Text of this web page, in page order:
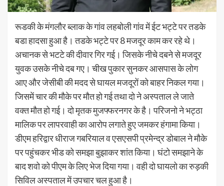
रूडकी के मंगलौर ब्लाक के गांव लहबोली गांव में ईट भट्टे पर तडके
बडा हादसा हुआ है। तडके भट्टे पर 8 मजदूर काम कर रहे थे।
अचानक से भटटे की दीवार गिर गई। जिसके नीचे दबने से मजदूर
युवक उसके नीचे दब गए। चीख पुकार सुनकर आसपास के लोग
आए और जेसीबी की मदद से घायल मजदूरों को बाहर निकल गया।
जिसमें चार की मौके पर मौत हो गई तथा दो ने अस्पताल ले जाते
वक्त मौत हो गई। दो मृतक मुजफ्फरनगर के है। परिजनो ने भट्ठा
मालिक पर लापरवाही का आरोप लगाते हुए जमकर हंगामा किया।
डीएम हरिद्वार धीराज गबरियाल व एसएसपी प्रमेन्द्र डोबाल ने मौके
पर पहुंचकर भीड को समझा बुझाकर शांत किया। घंटो समझाने के
बाद शवो को पीएम के लिए भेज दिया गया। वही दो घायलो का रुड़की
सिविल अस्पताल में उपचार चल हुआ है।